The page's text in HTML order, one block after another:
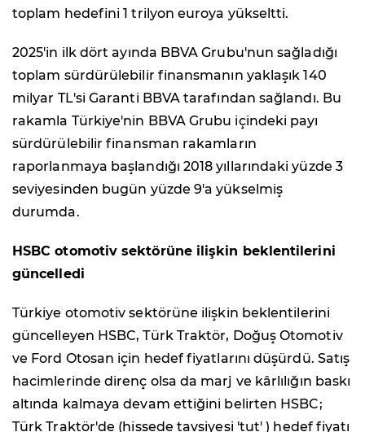
toplam hedefini 1 trilyon euroya yükseltti.
2025'in ilk dört ayında BBVA Grubu'nun sağladığı
toplam sürdürülebilir finansmanın yaklaşık 140
milyar TL'si Garanti BBVA tarafından sağlandı. Bu
rakamla Türkiye'nin BBVA Grubu içindeki payı
sürdürülebilir finansman rakamların
raporlanmaya başlandığı 2018 yıllarındaki yüzde 3
seviyesinden bugün yüzde 9'a yükselmiş
durumda.
HSBC otomotiv sektörüne ilişkin beklentilerini
güncelledi
Türkiye otomotiv sektörüne ilişkin beklentilerini
güncelleyen HSBC, Türk Traktör, Doğuş Otomotiv
ve Ford Otosan için hedef fiyatlarını düşürdü. Satış
hacimlerinde direnç olsa da marj ve kârlılığın baskı
altında kalmaya devam ettiğini belirten HSBC;
Türk Traktör'de (hissede tavsiyesi 'tut' ) hedef fiyatı